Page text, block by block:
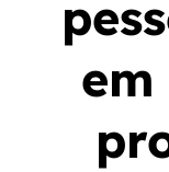
em